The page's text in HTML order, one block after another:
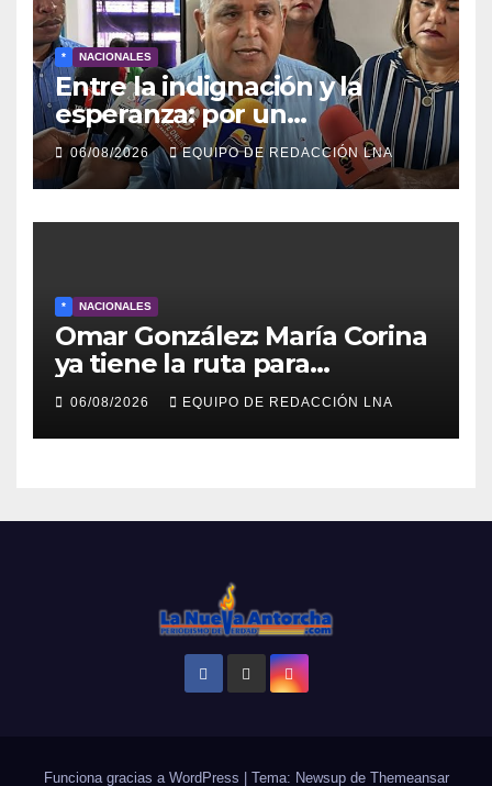
* NACIONALES
Entre la indignación y la
esperanza: por un
movimiento de
reconstrucción y soberanía
nacional
06/08/2026 EQUIPO DE REDACCIÓN LNA
* NACIONALES
Omar González: María Corina
ya tiene la ruta para
reconstruir Venezuela
06/08/2026 EQUIPO DE REDACCIÓN LNA
Funciona gracias a WordPress | Tema: Newsup de Themeansar